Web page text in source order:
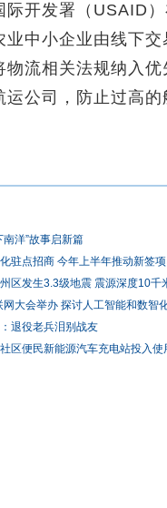
开发署（USAID）
中小企业由线下
流相关法规纳入
公司，防止过高的
南洋”故事启新篇
驻点招商 今年上半年推动新签
区发生3.3级地震 震源深度10千
大会举办 探讨人工智能和数智
退役老兵泪别战友
区便民新能源汽车充电站投入使